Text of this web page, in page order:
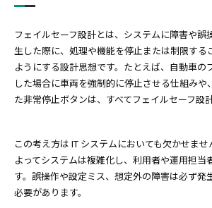
フェイルセーフ設計とは、システムに障害や誤
生した際に、処理や機能を停止または制限する
ようにする設計思想です。たとえば、自動車の
した場合に車両を強制的に停止させる仕組みや
た非常停止ボタンは、すべてフェイルセーフ設計
この考え方は IT システムにおいても欠かせま
よってシステムは複雑化し、利用者や運用担当
す。誤操作や設定ミス、想定外の障害は必ず発
必要があります。